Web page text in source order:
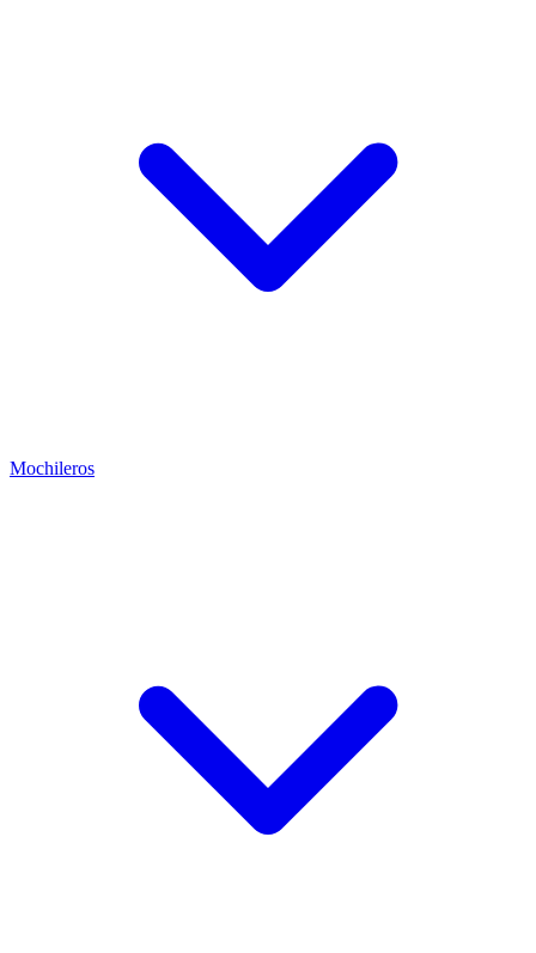
Mochileros